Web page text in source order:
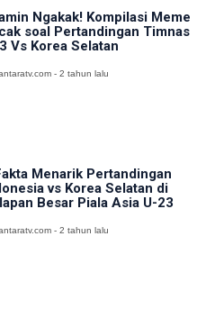
Ngakak! Kompilasi Meme
soal Pertandingan Timnas
Vs Korea Selatan
- 2 tahun lalu
Menarik Pertandingan
vs Korea Selatan di
Besar Piala Asia U-23
- 2 tahun lalu